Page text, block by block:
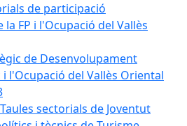
de participació
la FP i l'Ocupació del Vallès
de Desenvolupament
i l'Ocupació del Vallès Oriental
sectorials de Joventut